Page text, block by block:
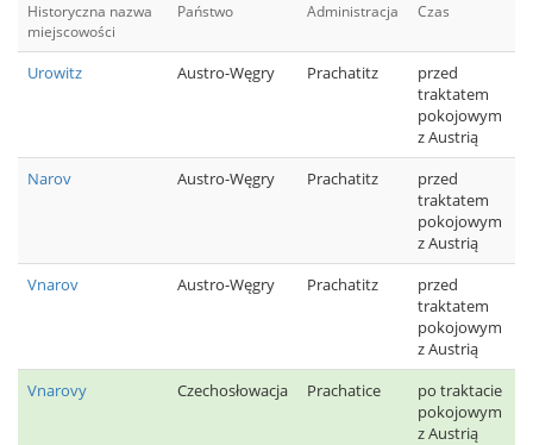
Historyczna nazwa
miejscowości
Państwo Administracja Czas
Urowitz Austro-Węgry Prachatitz
przed
traktatem
pokojowym
z Austrią
Narov
Austro-Węgry Prachatitz
przed
traktatem
pokojowym
z Austrią
Vnarov
Austro-Węgry Prachatitz
przed
traktatem
pokojowym
z Austrią
Vnarovy
Czechosłowacja Prachatice
po traktacie
pokojowym
z Austrią